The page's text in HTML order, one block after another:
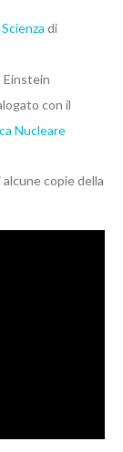
di
Einstein
con il
Nucleare
alcune copie della